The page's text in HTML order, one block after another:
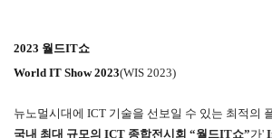
2023 월드IT쇼
World IT Show 2023(WIS 2023)
뉴노멀시대에 ICT 기술을 선보일 수 있는 최적의
국내 최대 규모의 ICT 종합전시회 “월드IT쇼”가'